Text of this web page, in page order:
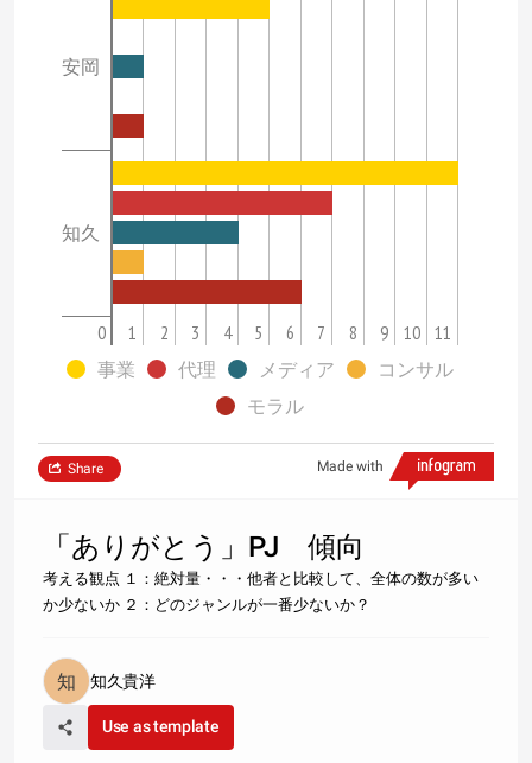
安岡
知久
0 1 2 3 4 5 6 7 8 9 10 11
事業
代理 メディア
コンサル
モラル
Made with
Share
「ありがとう」PJ 傾向
考える観点 １：絶対量・・・他者と比較して、全体の数が多い
か少ないか ２：どのジャンルが一番少ないか？
知久貴洋
Use as template